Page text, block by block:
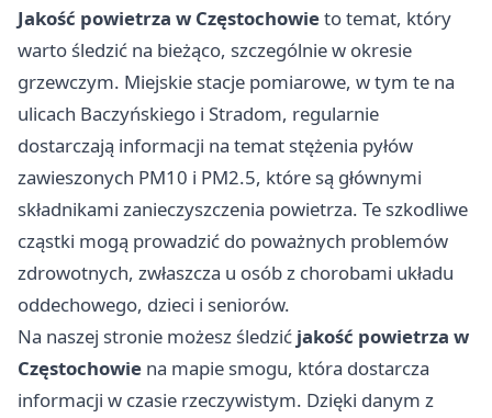
Jakość powietrza w Częstochowieto temat, który
warto śledzić na bieżąco, szczególnie w okresie
grzewczym. Miejskie stacje pomiarowe, w tym te na
ulicach Baczyńskiego i Stradom, regularnie
dostarczają informacji na temat stężenia pyłów
zawieszonych PM10 i PM2.5, które są głównymi
składnikami zanieczyszczenia powietrza. Te szkodliwe
cząstki mogą prowadzić do poważnych problemów
zdrowotnych, zwłaszcza u osób z chorobami układu
oddechowego, dzieci i seniorów.
Na naszej stronie możesz śledzić jakość powietrza w
Częstochowie na mapie smogu, która dostarcza
informacji w czasie rzeczywistym. Dzięki danym z